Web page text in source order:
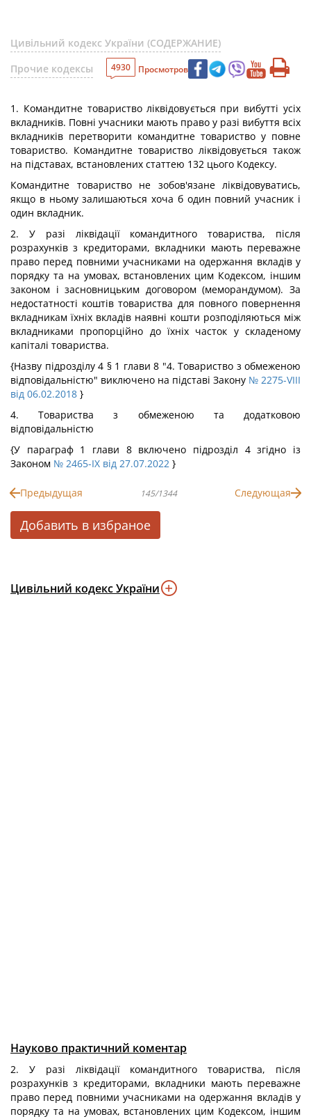
Цивільний кодекс України (СОДЕРЖАНИЕ)
Прочие кодексы
4930 Просмотров
1. Командитне товариство ліквідовується при вибутті усіх
вкладників. Повні учасники мають право у разі вибуття всіх
вкладників перетворити командитне товариство у повне
товариство. Командитне товариство ліквідовується також
на підставах, встановлених статтею 132 цього Кодексу.
Командитне товариство не зобов'язане ліквідовуватись,
якщо в ньому залишаються хоча б один повний учасник і
один вкладник.
2. У разі ліквідації командитного товариства, після
розрахунків з кредиторами, вкладники мають переважне
право перед повними учасниками на одержання вкладів у
порядку та на умовах, встановлених цим Кодексом, іншим
законом і засновницьким договором (меморандумом). За
недостатності коштів товариства для повного повернення
вкладникам їхніх вкладів наявні кошти розподіляються між
вкладниками пропорційно до їхніх часток у складеному
капіталі товариства.
{Назву підрозділу 4 § 1 глави 8 "4. Товариство з обмеженою
відповідальністю" виключено на підставі Закону № 2275-VIII
від 06.02.2018 }
4. Товариства з обмеженою та додатковою
відповідальністю
{У параграф 1 глави 8 включено підрозділ 4 згідно із
Законом № 2465-IX від 27.07.2022 }
Предыдущая 145/1344 Следующая
Добавить в избраное
Цивільний кодекс України
Науково практичний коментар
2. У разі ліквідації командитного товариства, після
розрахунків з кредиторами, вкладники мають переважне
право перед повними учасниками на одержання вкладів у
порядку та на умовах, встановлених цим Кодексом, іншим